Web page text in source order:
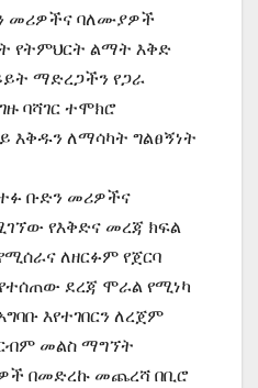
መሪዎችና ባለሙያዎች
የትምህርት ልማት እቅድ
ማድረጋችን የጋራ
ባሻገር ተሞክሮ
እቅዱን ለማሳካት ግልፀኝነት
ቡድን መሪዎችና
የእቅድና መረጃ ክፍል
ለዘርፉም የጀርባ
ደረጃ ሞራል የሚነካ
እየተገበርን ለረጀም
መልስ ማግኘት
በመድረኩ መጨረሻ በቢሮ